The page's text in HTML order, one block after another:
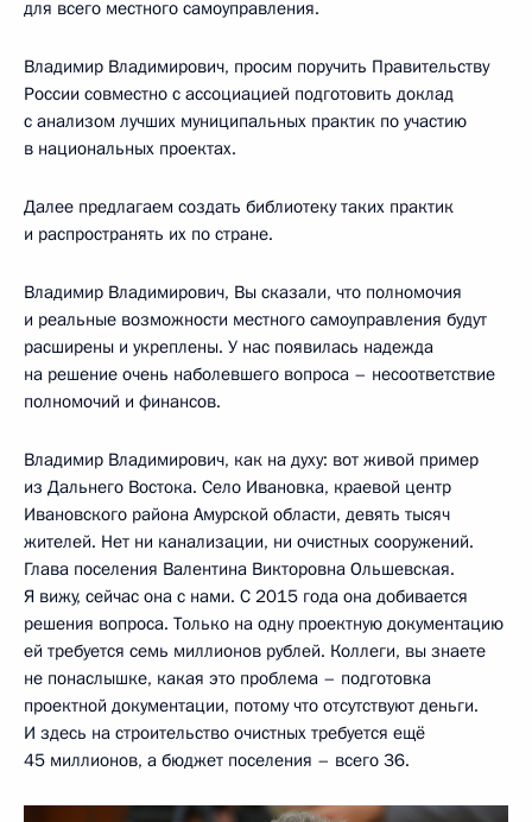
для всего местного самоуправления.
Владимир Владимирович, просим поручить Правительству
России совместно с ассоциацией подготовить доклад
с анализом лучших муниципальных практик по участию
в национальных проектах.
Далее предлагаем создать библиотеку таких практик
и распространять их по стране.
Владимир Владимирович, Вы сказали, что полномочия
и реальные возможности местного самоуправления будут
расширены и укреплены. У нас появилась надежда
на решение очень наболевшего вопроса – несоответствие
полномочий и финансов.
Владимир Владимирович, как на духу: вот живой пример
из Дальнего Востока. Село Ивановка, краевой центр
Ивановского района Амурской области, девять тысяч
жителей. Нет ни канализации, ни очистных сооружений.
Глава поселения Валентина Викторовна Ольшевская.
Я вижу, сейчас она с нами. С 2015 года она добивается
решения вопроса. Только на одну проектную документацию
ей требуется семь миллионов рублей. Коллеги, вы знаете
не понаслышке, какая это проблема – подготовка
проектной документации, потому что отсутствуют деньги.
И здесь на строительство очистных требуется ещё
45 миллионов, а бюджет поселения – всего 36.